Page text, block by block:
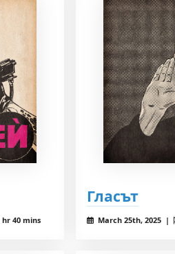
hr 40 mins
Гласът
March 25th, 2025 |